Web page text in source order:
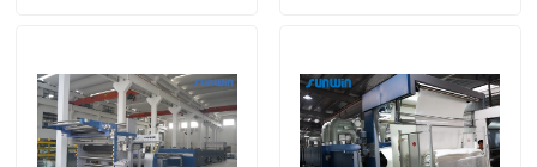
Giro della fabbrica